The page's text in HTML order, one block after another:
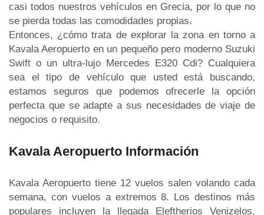
casi todos nuestros vehículos en Grecia, por lo que no
se pierda todas las comodidades propias.
Entonces, ¿cómo trata de explorar la zona en torno a
Kavala Aeropuerto en un pequeño pero moderno Suzuki
Swift o un ultra-lujo Mercedes E320 Cdi? Cualquiera
sea el tipo de vehículo que usted está buscando,
estamos seguros que podemos ofrecerle la opción
perfecta que se adapte a sus necesidades de viaje de
negocios o requisito.
Kavala Aeropuerto Información
Kavala Aeropuerto tiene 12 vuelos salen volando cada
semana, con vuelos a extremos 8. Los destinos más
populares incluyen la llegada Eleftherios Venizelos,